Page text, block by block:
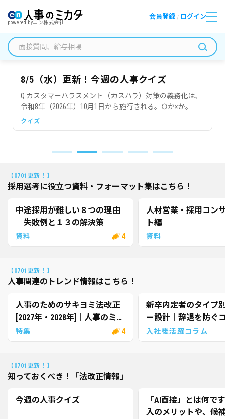
powered byエン株式会社
会員登録 / ログイン
8/5（水）更新！今週の人事クイズ
Q.カスタマーハラスメント（カスハラ）対策の義務化は、
令和8年（2026年）10月1日から施行される。○か×か。
クイズ
【0701更新！】
採用選考に役立つ資料・フォーマット集はこちら！
中途採用が難しい８つの理由
｜失敗例と１３の解決策
資料 4
人材営業・採用コン
ト編
資料
【0701更新！】
人事関連のトレンド情報はこちら！
人事のためのサキヨミ法改正
[2027年・2028年]｜人事のミカ
タ（powered by エン）
特集 4
新卒内定者のタイプ
ー設計｜辞退を防ぐ
ケーション施策とは
入社後活躍コラム
【0701更新！】
知っておくべき！「法改正情報」
今週の人事クイズ
「AI面接」とは何で
入のメリットや、候